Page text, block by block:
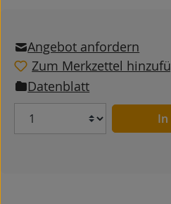
Angebot anfordern
Zum Merkzettel
Datenblatt
Anzahl